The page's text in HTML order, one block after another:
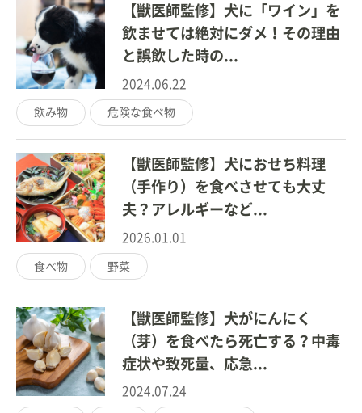
【獣医師監修】犬に「ワイン」を
飲ませては絶対にダメ！その理由
と誤飲した時の...
2024.06.22
飲み物 危険な食べ物
【獣医師監修】犬におせち料理
（手作り）を食べさせても大丈
夫？アレルギーなど...
2026.01.01
食べ物 野菜
【獣医師監修】犬がにんにく
（芽）を食べたら死亡する？中毒
症状や致死量、応急...
2024.07.24